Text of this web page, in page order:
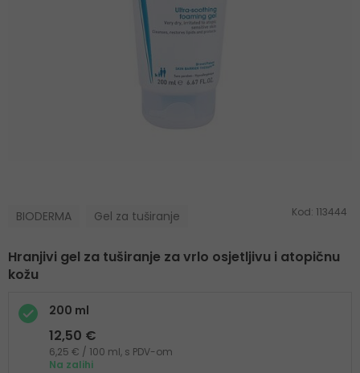
BIODERMA Gel za tuširanje Kod: 113444
Hranjivi gel za tuširanje za vrlo osjetljivu i atopičnu
kožu
200 ml
12,50 €
6,25 € / 100 ml, s PDV-om
Na zalihi